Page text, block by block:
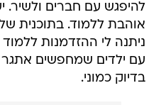
להיפגש עם חברים ולשיר.
אוהבת ללמוד. בתוכנית
ניתנה לי ההזדמנות
עם ילדים שמחפשים אתגר
בדיוק כמוני.